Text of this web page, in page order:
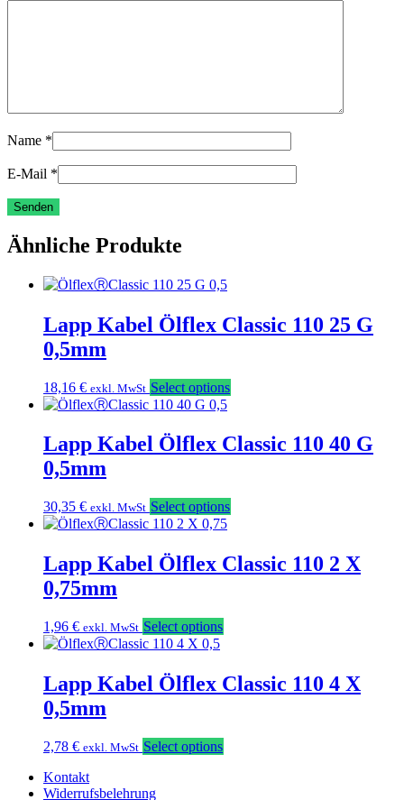
Name *
E-Mail *
Ähnliche Produkte
Lapp Kabel Ölflex Classic 110 25 G
0,5mm
18,16 € exkl. MwSt Select options
Lapp Kabel Ölflex Classic 110 40 G
0,5mm
30,35 € exkl. MwSt Select options
Lapp Kabel Ölflex Classic 110 2 X
0,75mm
1,96 € exkl. MwSt Select options
Lapp Kabel Ölflex Classic 110 4 X
0,5mm
2,78 € exkl. MwSt Select options
Kontakt
Widerrufsbelehrung